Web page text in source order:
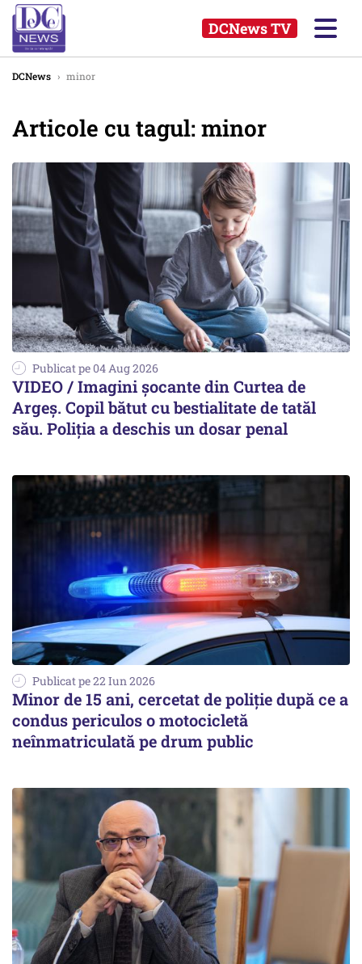
DCNews TV
DCNews › minor
Articole cu tagul: minor
Publicat pe 04 Aug 2026
VIDEO / Imagini șocante din Curtea de
Argeș. Copil bătut cu bestialitate de tatăl
său. Poliția a deschis un dosar penal
Publicat pe 22 Iun 2026
Minor de 15 ani, cercetat de poliție după ce a
condus periculos o motocicletă
neînmatriculată pe drum public